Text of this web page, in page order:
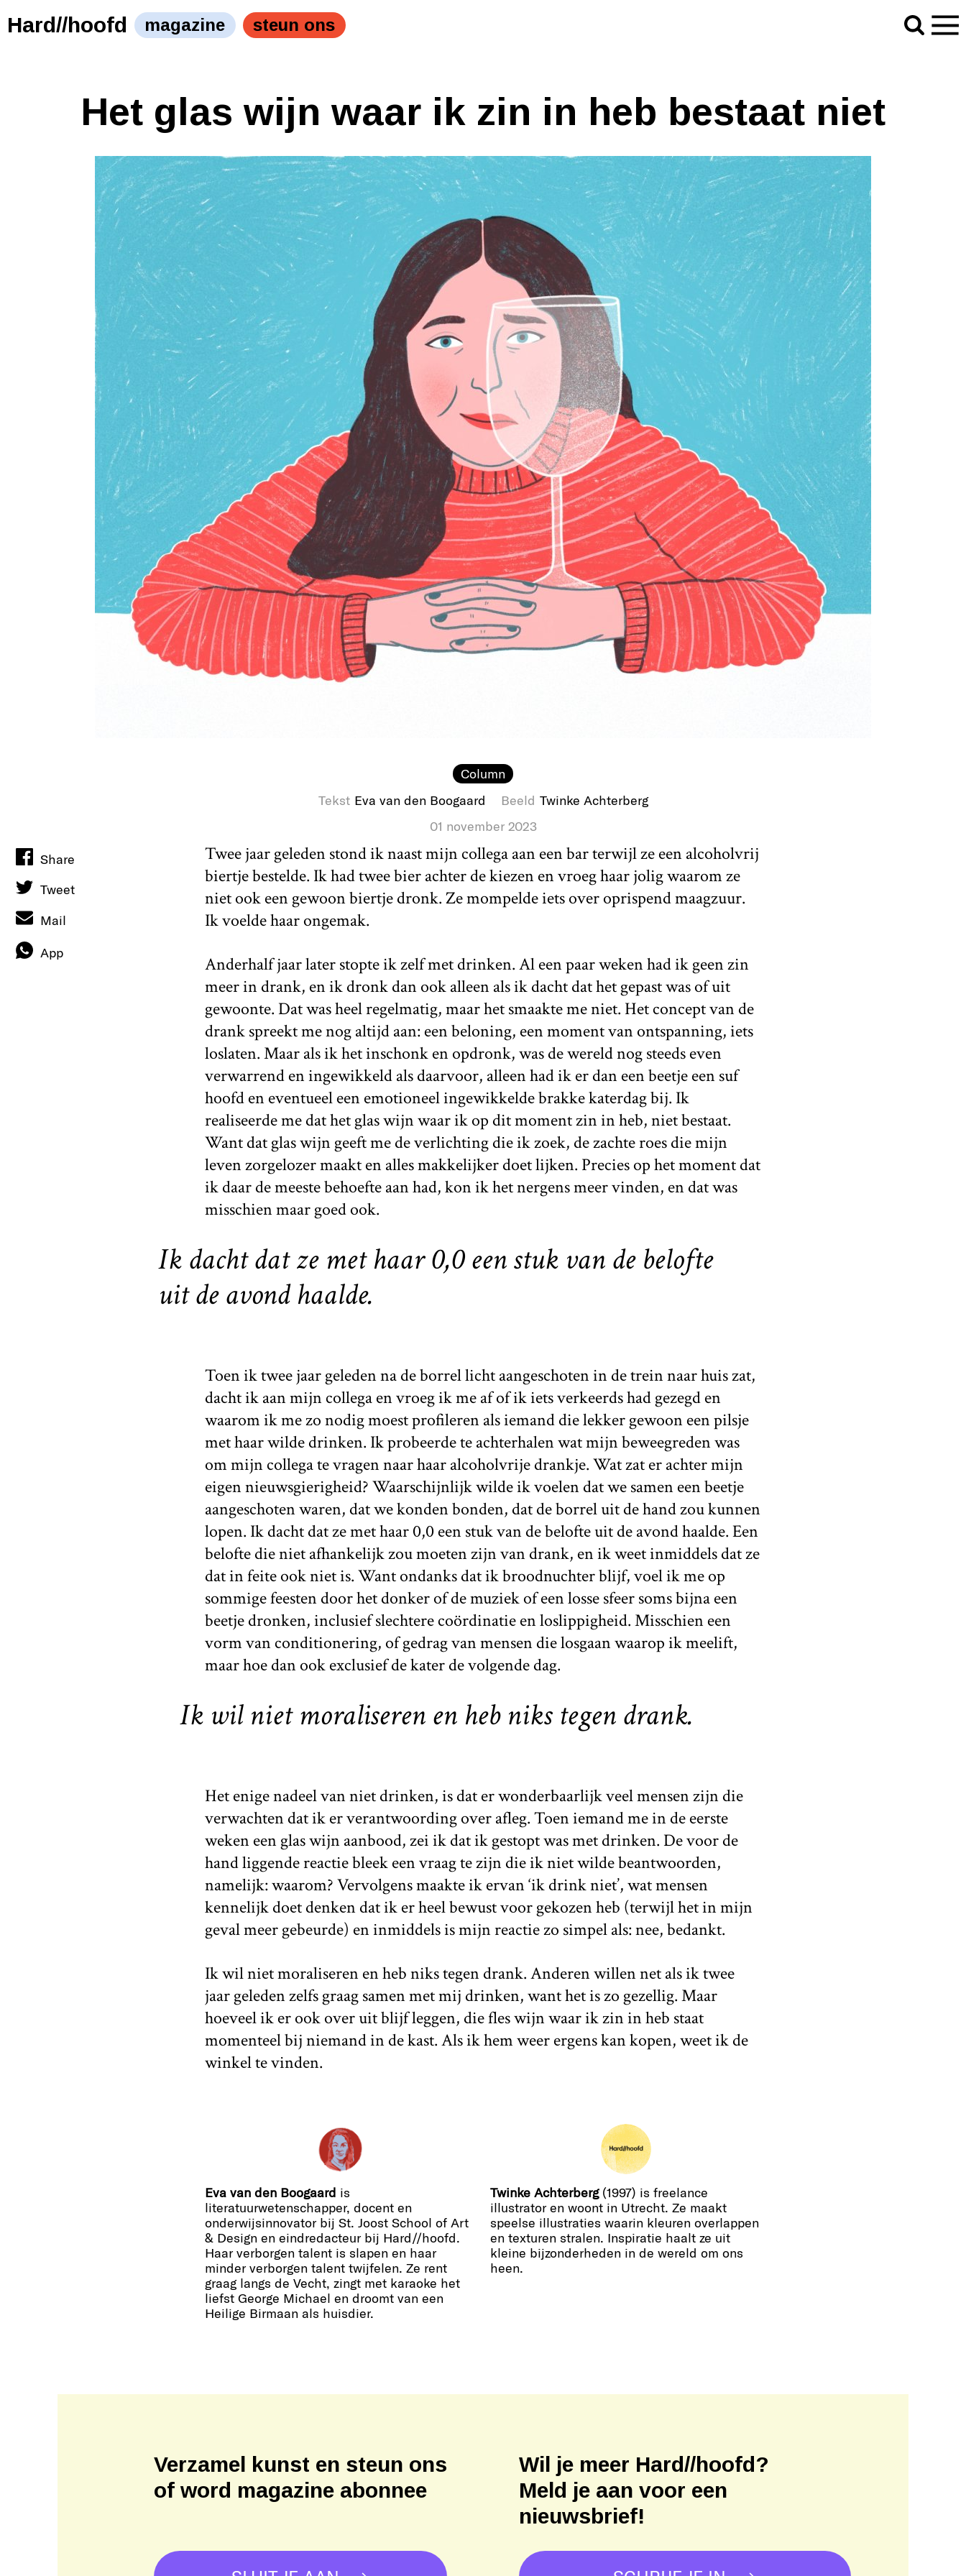
Hard//hoofd magazine steun ons
Het glas wijn waar ik zin in heb bestaat niet
Column
Tekst Eva van den Boogaard Beeld Twinke Achterberg
01 november 2023
Twee jaar geleden stond ik naast mijn collega aan een bar terwijl ze een alcoholvrij
biertje bestelde. Ik had twee bier achter de kiezen en vroeg haar jolig waarom ze
niet ook een gewoon biertje dronk. Ze mompelde iets over oprispend maagzuur.
Ik voelde haar ongemak.
Anderhalf jaar later stopte ik zelf met drinken. Al een paar weken had ik geen zin
meer in drank, en ik dronk dan ook alleen als ik dacht dat het gepast was of uit
gewoonte. Dat was heel regelmatig, maar het smaakte me niet. Het concept van de
drank spreekt me nog altijd aan: een beloning, een moment van ontspanning, iets
loslaten. Maar als ik het inschonk en opdronk, was de wereld nog steeds even
verwarrend en ingewikkeld als daarvoor, alleen had ik er dan een beetje een suf
hoofd en eventueel een emotioneel ingewikkelde brakke katerdag bij. Ik
realiseerde me dat het glas wijn waar ik op dit moment zin in heb, niet bestaat.
Want dat glas wijn geeft me de verlichting die ik zoek, de zachte roes die mijn
leven zorgelozer maakt en alles makkelijker doet lijken. Precies op het moment dat
ik daar de meeste behoefte aan had, kon ik het nergens meer vinden, en dat was
misschien maar goed ook.
Ik dacht dat ze met haar 0,0 een stuk van de belofte
uit de avond haalde.
Toen ik twee jaar geleden na de borrel licht aangeschoten in de trein naar huis zat,
dacht ik aan mijn collega en vroeg ik me af of ik iets verkeerds had gezegd en
waarom ik me zo nodig moest profileren als iemand die lekker gewoon een pilsje
met haar wilde drinken. Ik probeerde te achterhalen wat mijn beweegreden was
om mijn collega te vragen naar haar alcoholvrije drankje. Wat zat er achter mijn
eigen nieuwsgierigheid? Waarschijnlijk wilde ik voelen dat we samen een beetje
aangeschoten waren, dat we konden bonden, dat de borrel uit de hand zou kunnen
lopen. Ik dacht dat ze met haar 0,0 een stuk van de belofte uit de avond haalde. Een
belofte die niet afhankelijk zou moeten zijn van drank, en ik weet inmiddels dat ze
dat in feite ook niet is. Want ondanks dat ik broodnuchter blijf, voel ik me op
sommige feesten door het donker of de muziek of een losse sfeer soms bijna een
beetje dronken, inclusief slechtere coördinatie en loslippigheid. Misschien een
vorm van conditionering, of gedrag van mensen die losgaan waarop ik meelift,
maar hoe dan ook exclusief de kater de volgende dag.
Ik wil niet moraliseren en heb niks tegen drank.
Het enige nadeel van niet drinken, is dat er wonderbaarlijk veel mensen zijn die
verwachten dat ik er verantwoording over afleg. Toen iemand me in de eerste
weken een glas wijn aanbood, zei ik dat ik gestopt was met drinken. De voor de
hand liggende reactie bleek een vraag te zijn die ik niet wilde beantwoorden,
namelijk: waarom? Vervolgens maakte ik ervan ‘ik drink niet’, wat mensen
kennelijk doet denken dat ik er heel bewust voor gekozen heb (terwijl het in mijn
geval meer gebeurde) en inmiddels is mijn reactie zo simpel als: nee, bedankt.
Ik wil niet moraliseren en heb niks tegen drank. Anderen willen net als ik twee
jaar geleden zelfs graag samen met mij drinken, want het is zo gezellig. Maar
hoeveel ik er ook over uit blijf leggen, die fles wijn waar ik zin in heb staat
momenteel bij niemand in de kast. Als ik hem weer ergens kan kopen, weet ik de
winkel te vinden.
Share
Tweet
Mail
App
Eva van den Boogaard is
literatuurwetenschapper, docent en
onderwijsinnovator bij St. Joost School of Art
& Design en eindredacteur bij Hard//hoofd.
Haar verborgen talent is slapen en haar
minder verborgen talent twijfelen. Ze rent
graag langs de Vecht, zingt met karaoke het
liefst George Michael en droomt van een
Heilige Birmaan als huisdier.
Twinke Achterberg(1997) is freelance
illustrator en woont in Utrecht. Ze maakt
speelse illustraties waarin kleuren overlappen
en texturen stralen. Inspiratie haalt ze uit
kleine bijzonderheden in de wereld om ons
heen.
Verzamel kunst en steun ons
of word magazine abonnee
Wil je meer Hard//hoofd?
Meld je aan voor een
nieuwsbrief!